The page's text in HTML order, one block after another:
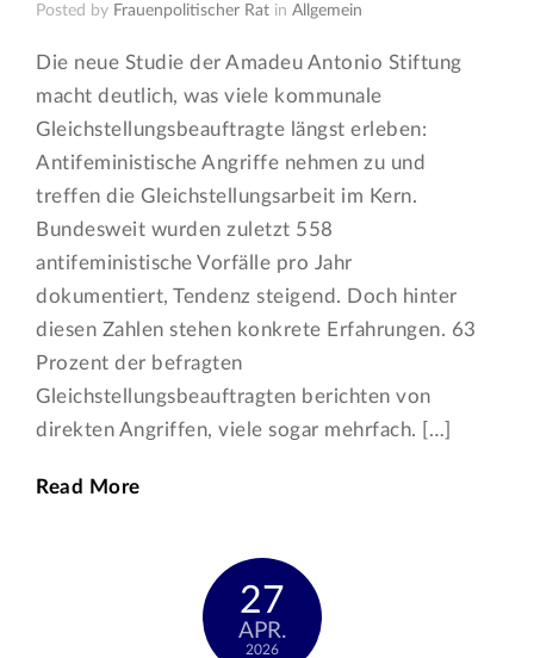
Posted by Frauenpolitischer Rat inAllgemein
Die neue Studie der Amadeu Antonio Stiftung
macht deutlich, was viele kommunale
Gleichstellungsbeauftragte längst erleben:
Antifeministische Angriffe nehmen zu und
treffen die Gleichstellungsarbeit im Kern.
Bundesweit wurden zuletzt 558
antifeministische Vorfälle pro Jahr
dokumentiert, Tendenz steigend. Doch hinter
diesen Zahlen stehen konkrete Erfahrungen. 63
Prozent der befragten
Gleichstellungsbeauftragten berichten von
direkten Angriffen, viele sogar mehrfach. […]
Read More
27
APR.
2026